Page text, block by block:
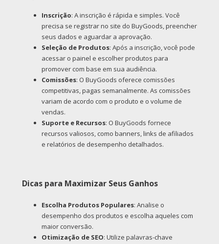
Inscrição: A inscrição é rápida e simples. Você
precisa se registrar no site do BuyGoods, preencher
seus dados e aguardar a aprovação.
Seleção de Produtos: Após a inscrição, você pode
acessar o painel e escolher produtos para
promover com base em sua audiência.
Comissões: O BuyGoods oferece comissões
competitivas, pagas semanalmente. As comissões
variam de acordo com o produto e o volume de
vendas.
Suporte e Recursos: O BuyGoods fornece
recursos valiosos, como banners, links de afiliados
e relatórios de desempenho detalhados.
Dicas para Maximizar Seus Ganhos
Escolha Produtos Populares: Analise o
desempenho dos produtos e escolha aqueles com
maior conversão.
Otimização de SEO: Utilize palavras-chave